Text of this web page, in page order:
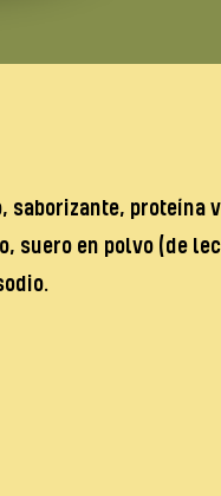
saborizante, proteína
suero en polvo (de